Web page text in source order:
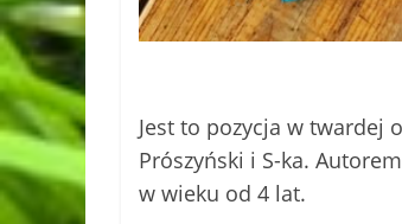
Jest to pozycja w twardej
Prószyński i S-ka.
w wieku od 4 lat.